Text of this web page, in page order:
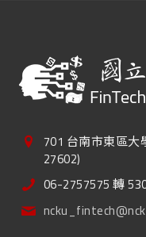
701 台南市東區
27602)
06-2757575 轉